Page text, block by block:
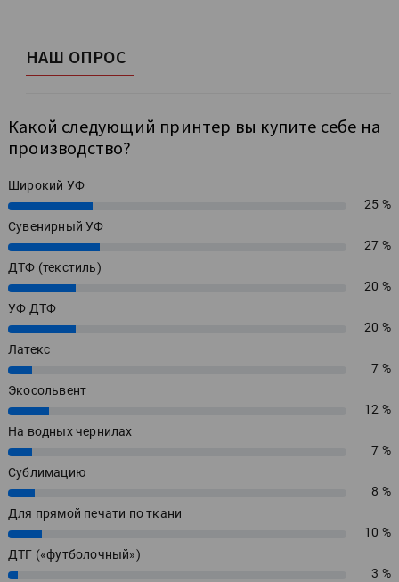
НАШ ОПРОС
Какой следующий принтер вы купите себе на
производство?
Широкий УФ
25%
25 %
Сувенирный УФ
27%
27 %
ДТФ (текстиль)
20%
20 %
УФ ДТФ
20%
20 %
Латекс
7%
7 %
Экосольвент
12%
12 %
На водных чернилах
7%
7 %
Сублимацию
8%
8 %
Для прямой печати по ткани
10%
10 %
ДТГ («футболочный»)
3% 3 %